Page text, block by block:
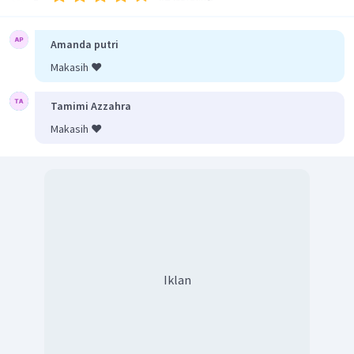
Jadi, jawaban yang tepat adalah D.
Amanda putri
Makasih ❤️
Tamimi Azzahra
Makasih ❤️
Iklan